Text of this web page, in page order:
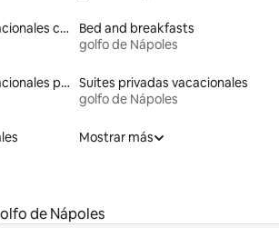
Alojamientos vacacionales con piscina
Bed and breakfasts
golfo de Nápoles
Alojamientos vacacionales para familias Suites privadas vacacionales
golfo de Nápoles
Mostrar más
de Nápoles